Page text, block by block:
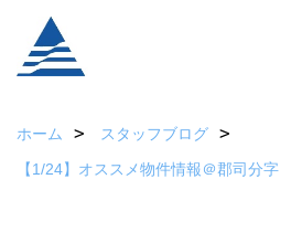
ホーム
スタッフブログ
【1/24】オススメ物件情報＠郡司分字